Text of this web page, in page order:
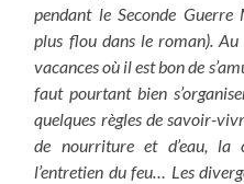
pendant le Seconde
plus flou dans le roman).
vacances où il est bon de
faut pourtant bien
quelques règles de savoir-
de nourriture et d’eau, la
l’entretien du feu… Les